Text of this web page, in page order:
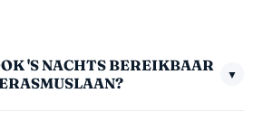
'S NACHTS BEREIKBAAR
▼